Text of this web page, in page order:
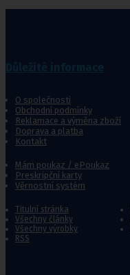
O společnosti
Obchodní podmínky
Reklamace a výměna zboží
Doprava a platba
Kontakt
Mám poukaz / ePoukaz
Preskripční karty
Věrnostní systém
Titulní stránka
Všechny články
Všechny výrobky
RSS